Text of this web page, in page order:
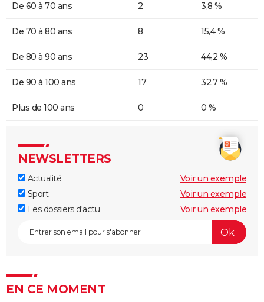
De 60 à 70 ans 2 3,8 %
De 70 à 80 ans 8 15,4 %
De 80 à 90 ans 23 44,2 %
De 90 à 100 ans 17 32,7 %
Plus de 100 ans 0 0 %
NEWSLETTERS
Actualité
Voir un exemple
Sport
Voir un exemple
Les dossiers d'actu
Voir un exemple
EN CE MOMENT